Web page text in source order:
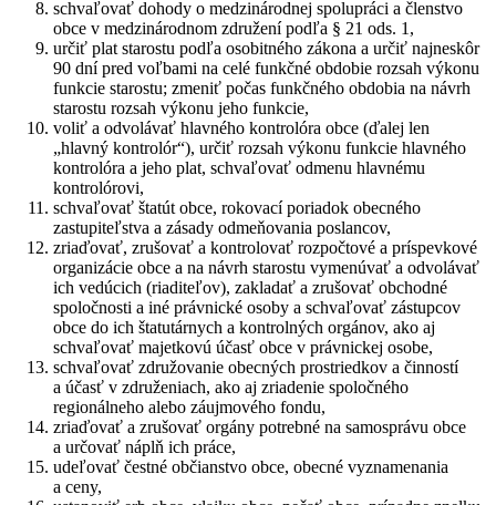
schvaľovať dohody o medzinárodnej spolupráci a členstvo
obce v medzinárodnom združení podľa § 21 ods. 1,
určiť plat starostu podľa osobitného zákona a určiť najneskôr
90 dní pred voľbami na celé funkčné obdobie rozsah výkonu
funkcie starostu; zmeniť počas funkčného obdobia na návrh
starostu rozsah výkonu jeho funkcie,
voliť a odvolávať hlavného kontrolóra obce (ďalej len
„hlavný kontrolór“), určiť rozsah výkonu funkcie hlavného
kontrolóra a jeho plat, schvaľovať odmenu hlavnému
kontrolórovi,
schvaľovať štatút obce, rokovací poriadok obecného
zastupiteľstva a zásady odmeňovania poslancov,
zriaďovať, zrušovať a kontrolovať rozpočtové a príspevkové
organizácie obce a na návrh starostu vymenúvať a odvolávať
ich vedúcich (riaditeľov), zakladať a zrušovať obchodné
spoločnosti a iné právnické osoby a schvaľovať zástupcov
obce do ich štatutárnych a kontrolných orgánov, ako aj
schvaľovať majetkovú účasť obce v právnickej osobe,
schvaľovať združovanie obecných prostriedkov a činností
a účasť v združeniach, ako aj zriadenie spoločného
regionálneho alebo záujmového fondu,
zriaďovať a zrušovať orgány potrebné na samosprávu obce
a určovať náplň ich práce,
udeľovať čestné občianstvo obce, obecné vyznamenania
a ceny,